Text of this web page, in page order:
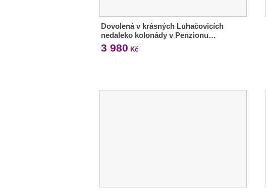
Dovolená v krásných Luhačovicích
nedaleko kolonády v Penzionu…
3 980 Kč